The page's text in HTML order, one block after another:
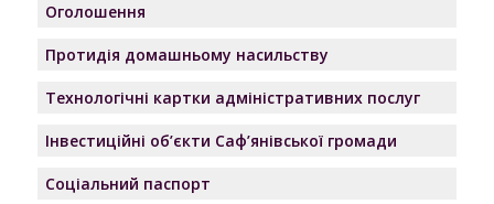
Оголошення
Протидія домашньому насильству
Технологічні картки адміністративних послуг
Інвестиційні об’єкти Саф’янівської громади
Соціальний паспорт